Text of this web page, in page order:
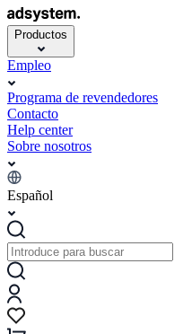
Productos
Empleo
Programa de revendedores
Contacto
Help center
Sobre nosotros
Español